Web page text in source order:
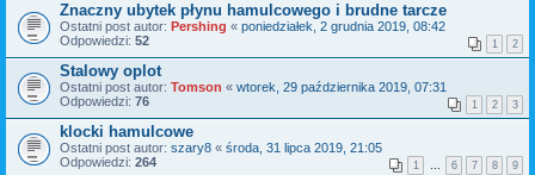
Znaczny ubytek płynu hamulcowego i brudne tarcze
Ostatni post autor: Pershing « poniedziałek, 2 grudnia 2019, 08:42
Odpowiedzi: 52 1 2
Stalowy oplot
Ostatni post autor: Tomson « wtorek, 29 października 2019, 07:31
Odpowiedzi: 76 1 2 3
klocki hamulcowe
Ostatni post autor: szary8 « środa, 31 lipca 2019, 21:05
Odpowiedzi: 264 1 … 6 7 8 9